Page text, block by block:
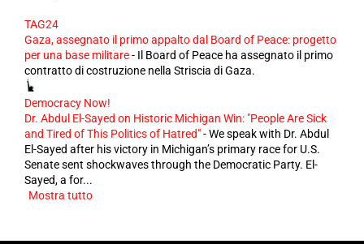
TAG24
Gaza, assegnato il primo appalto dal Board of Peace: progetto
per una base militare- Il Board of Peace ha assegnato il primo
contratto di costruzione nella Striscia di Gaza.
Democracy Now!
Dr. Abdul El-Sayed on Historic Michigan Win: "People Are Sick
and Tired of This Politics of Hatred"-We speak with Dr. Abdul
El-Sayed after his victory in Michigan’s primary race for U.S.
Senate sent shockwaves through the Democratic Party. El-
Sayed, a for...
Mostra tutto